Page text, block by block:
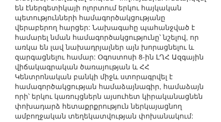
են էներգետիկայի ոլորտում երկու հայկական
պետությունների համագործակցությանը
վերաբերող հարցեր: Նախագահը պահանջված է
համարել նման համագործակցությունը՝ նշելով, որ
առկա են լավ նախադրյալներ այն խորացնելու և
զարգացնելու համար: Օգոստոսի 8-ին ԼՂՀ Ազգային
վիճակագրական ծառայության և ՀՀ
Կենտրոնական բանկի միջև ստորագրվել է
համագործակցության համաձայնագիր, համաձայն
որի՝ երկու կառույցներն այսուհետ կիրականացնեն
փոխադարձ հետաքրքրություն ներկայացնող
ամբողջական տեղեկատվության փոխանակում: